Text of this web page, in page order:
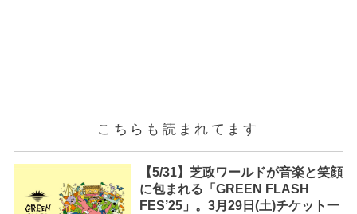
こちらも読まれてます
【5/31】芝政ワールドが音楽と笑顔
に包まれる「GREEN FLASH
FES’25」。3月29日(土)チケット一